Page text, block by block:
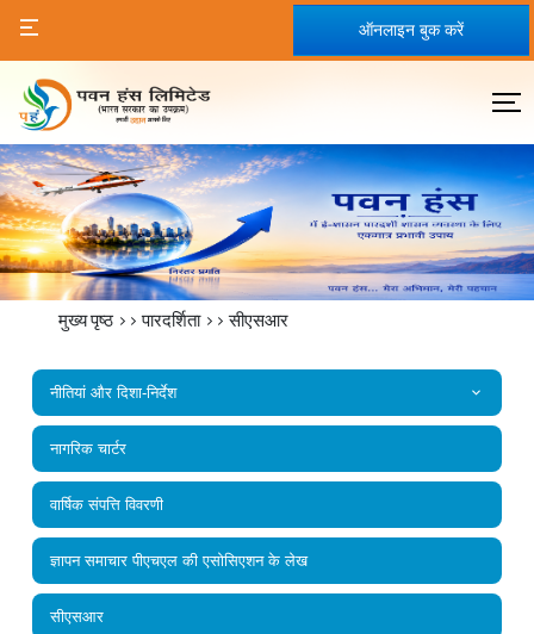
ऑनलाइन बुक करें
मुख्य पृष्ठ >>पारदर्शिता>>सीएसआर
नीतियां और दिशा-निर्देश
नागरिक चार्टर
वार्षिक संपत्ति विवरणी
ज्ञापन समाचार पीएचएल की एसोसिएशन के लेख
सीएसआर